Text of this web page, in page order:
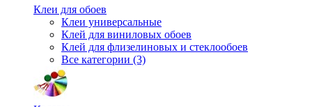
Клеи для обоев
Клеи универсальные
Клей для виниловых обоев
Клей для флизелиновых и стеклообоев
Все категории (3)